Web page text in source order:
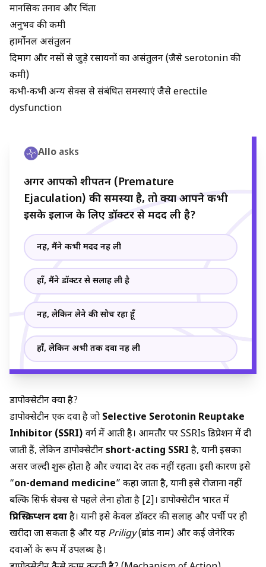
मानसिक तनाव और चिंता
अनुभव की कमी
हार्मोनल असंतुलन
दिमाग और नसों से जुड़े रसायनों का असंतुलन (जैसे serotonin की
कमी)
कभी-कभी अन्य सेक्स से संबंधित समस्याएं जैसे erectile
dysfunction
Allo asks
अगर आपको शीघ्रपतन (Premature
Ejaculation) की समस्या है, तो क्या आपने कभी
इसके इलाज के लिए डॉक्टर से मदद ली है?
नहीं, मैंने कभी मदद नहीं ली
हाँ, मैंने डॉक्टर से सलाह ली है
नहीं, लेकिन लेने की सोच रहा हूँ
हाँ, लेकिन अभी तक दवा नहीं ली
डापोक्सेटीन क्या है?
डापोक्सेटीन एक दवा है जो Selective Serotonin Reuptake
Inhibitor (SSRI) वर्ग में आती है। आमतौर पर SSRIs डिप्रेशन में दी
जाती हैं, लेकिन डापोक्सेटीनshort-acting SSRI है, यानी इसका
असर जल्दी शुरू होता है और ज्यादा देर तक नहीं रहता। इसी कारण इसे
“on-demand medicine” कहा जाता है, यानी इसे रोजाना नहीं
बल्कि सिर्फ सेक्स से पहले लेना होता है [2]। डापोक्सेटीन भारत में
प्रिस्क्रिप्शन दवाहै। यानी इसे केवल डॉक्टर की सलाह और पर्ची पर ही
खरीदा जा सकता है और यह Priligy(ब्रांड नाम) और कई जेनेरिक
दवाओं के रूप में उपलब्ध है।